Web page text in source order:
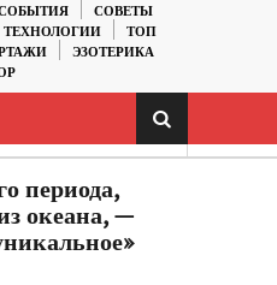
СОВЕТЫ
ТЕХНОЛОГИИ
ТОП
ЭЗОТЕРИКА
периода,
океана, —